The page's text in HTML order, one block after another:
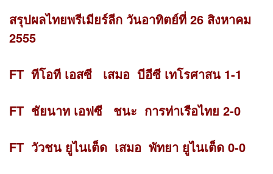
สรุปผลไทยพรีเมียร์ลีก วันอาทิตย์ที่ 26 สิงหาคม
2555
FT ทีโอที เอสซี เสมอ บีอีซี เทโรศาสน 1-1
FT ชัยนาท เอฟซี ชนะ การท่าเรือไทย 2-0
FT วัวชน ยูไนเต็ด เสมอ พัทยา ยูไนเต็ด 0-0